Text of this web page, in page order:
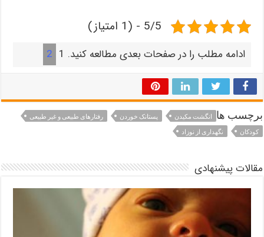
5/5 - (1 امتیاز)
ادامه مطلب را در صفحات بعدی مطالعه کنید. 1
2
برچسب ها انگشت مکیدن پستانک خوردن
رفتارهای طبیعی و غیر طبیعی
کودکان
نگهداری از نوزاد
مقالات پیشنهادی